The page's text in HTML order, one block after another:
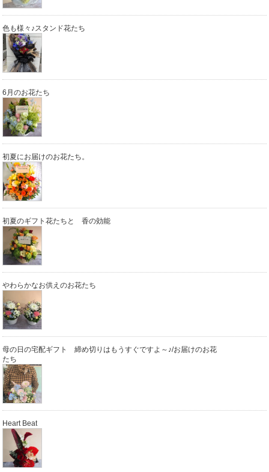
色も様々♪スタンド花たち
6月のお花たち
初夏にお届けのお花たち。
初夏のギフト花たちと 香の効能
やわらかなお供えのお花たち
母の日の宅配ギフト 締め切りはもうすぐですよ～♪/お届けのお花
たち
Heart Beat